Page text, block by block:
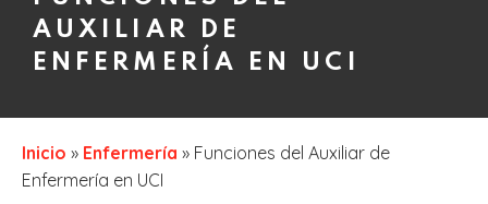
AUXILIAR DE
ENFERMERÍA EN UCI
Inicio » Enfermería » Funciones del Auxiliar de
Enfermería en UCI